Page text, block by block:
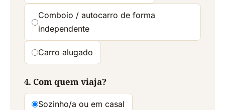
Comboio / autocarro de forma
independente
Carro alugado
4. Com quem viaja?
Sozinho/a ou em casal